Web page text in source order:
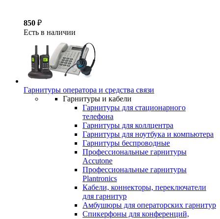
850 ₽
Есть в наличии
Гарнитуры оператора и средства связи
Гарнитуры и кабели
Гарнитуры для стационарного
телефона
Гарнитуры для коллцентра
Гарнитуры для ноутбука и компьютера
Гарнитуры беспроводные
Профессиональные гарнитуры
Accutone
Профессиональные гарнитуры
Plantronics
Кабели, коннекторы, переключатели
для гарнитур
Амбушюры для операторских гарнитур
Cпикерфоны для конференций,